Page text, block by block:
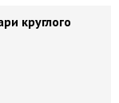
круглого